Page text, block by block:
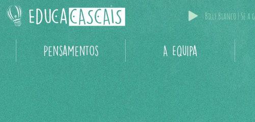
Billy Blanco | Se a
Pensamentos A Equipa